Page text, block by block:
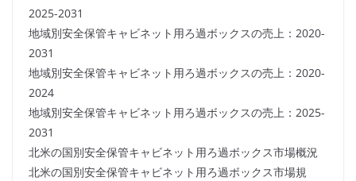
2025-2031
地域別安全保管キャビネット用ろ過ボックスの売上：2020-
2031
地域別安全保管キャビネット用ろ過ボックスの売上：2020-
2024
地域別安全保管キャビネット用ろ過ボックスの売上：2025-
2031
北米の国別安全保管キャビネット用ろ過ボックス市場概況
北米の国別安全保管キャビネット用ろ過ボックス市場規